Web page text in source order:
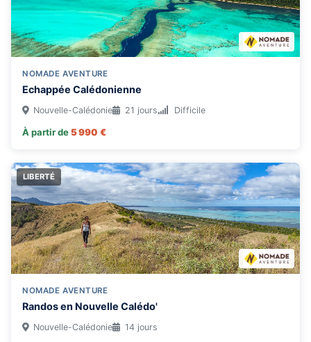
+3 semaines
THÉMATIQUE
🚐 autotour 🖼 découverte
🥾 randonnée
Groupe Liberté Famille
NOMADE AVENTURE
Echappée Calédonienne
Nouvelle-Calédonie 21 jours Difficile
À partir de5 990 €
LIBERTÉ
NOMADE AVENTURE
Randos en Nouvelle Calédo'
Nouvelle-Calédonie 14 jours